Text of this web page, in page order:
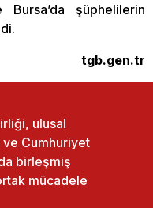
şüphelilerin
tgb.gen.tr
ulusal
ve Cumhuriyet
birleşmiş
mücadele